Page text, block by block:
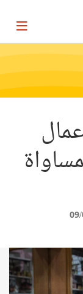
Page